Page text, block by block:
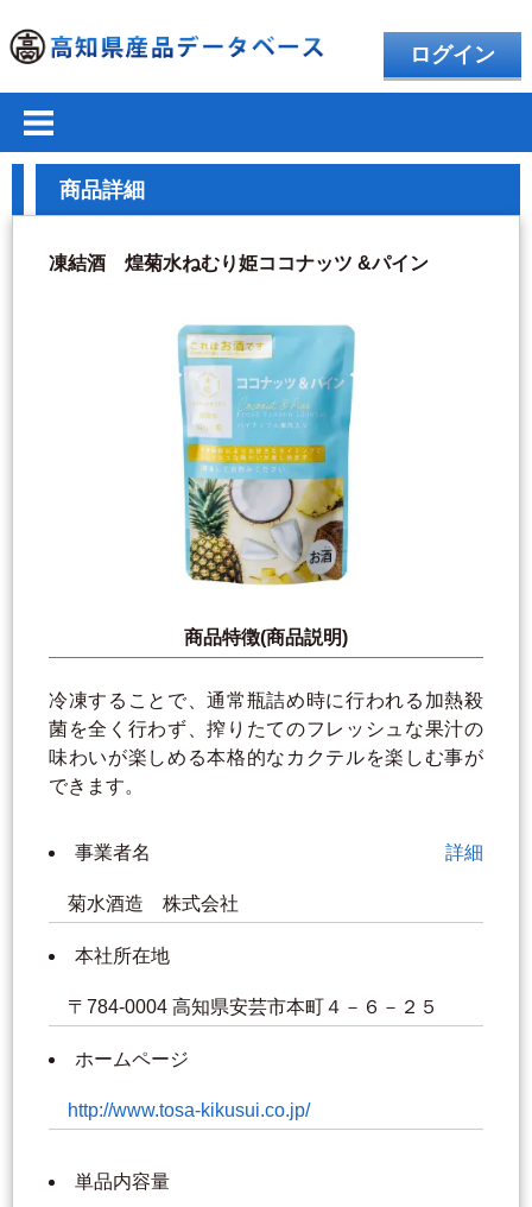
ログイン
商品詳細
凍結酒 煌菊水ねむり姫ココナッツ &パイン
商品特徴(商品説明)
冷凍することで、通常瓶詰め時に行われる加熱殺
菌を全く行わず、搾りたてのフレッシュな果汁の
味わいが楽しめる本格的なカクテルを楽しむ事が
できます。
事業者名 詳細
菊水酒造 株式会社
本社所在地
〒784-0004 高知県安芸市本町４－６－２５
ホームページ
http://www.tosa-kikusui.co.jp/
単品内容量